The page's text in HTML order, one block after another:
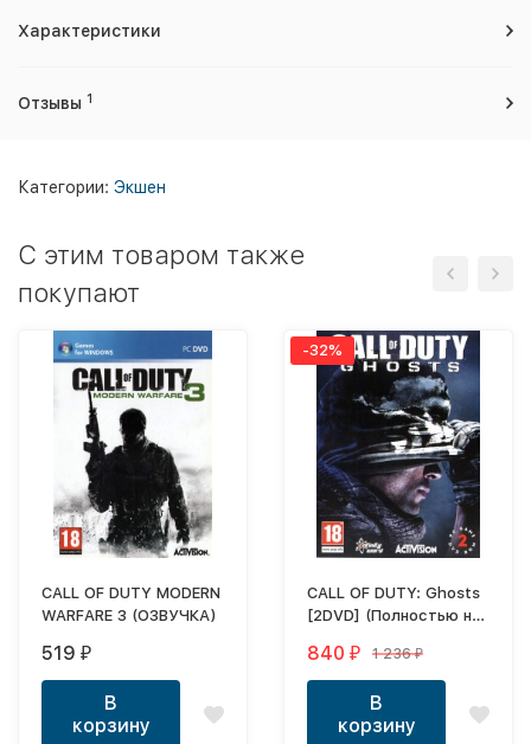
Характеристики
Отзывы 1
Категории: Экшен
C этим товаром также
покупают
CALL OF DUTY MODERN
WARFARE 3 (ОЗВУЧКА)
519 ₽
В
корзину
-32%
CALL OF DUTY: Ghosts
[2DVD] (Полностью на
840 ₽ 1 236₽
В
корзину